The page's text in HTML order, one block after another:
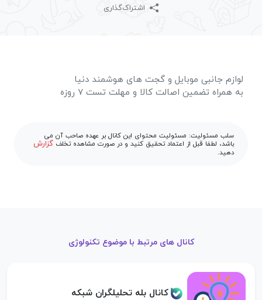
اشتراک‌گذاری
لوازم جانبی موبایل و گجت های هوشمند دنیا
به همراه تضمین اصالت کالا و مهلت تست 7 روزه
سلب مسئولیت: مسئولیت محتوای این کانال بر عهده صاحب آن می
باشد، لطفا قبل از اعتماد تحقیق کنید و در صورت مشاهده تخلف گزارش
دهید.
کانال های مرتبط با موضوع تکنولوژی
کانال بله تحلیلگران شبکه